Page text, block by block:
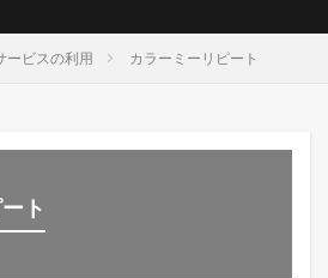
ービスの利用 カラーミーリピート
ト